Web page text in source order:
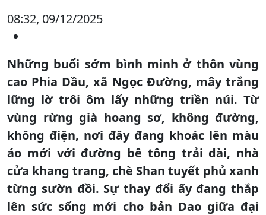
08:32, 09/12/2025
Những buổi sớm bình minh ở thôn vùng
cao Phia Dầu, xã Ngọc Đường, mây trắng
lững lờ trôi ôm lấy những triền núi. Từ
vùng rừng già hoang sơ, không đường,
không điện, nơi đây đang khoác lên màu
áo mới với đường bê tông trải dài, nhà
cửa khang trang, chè Shan tuyết phủ xanh
từng sườn đồi. Sự thay đổi ấy đang thắp
lên sức sống mới cho bản Dao giữa đại